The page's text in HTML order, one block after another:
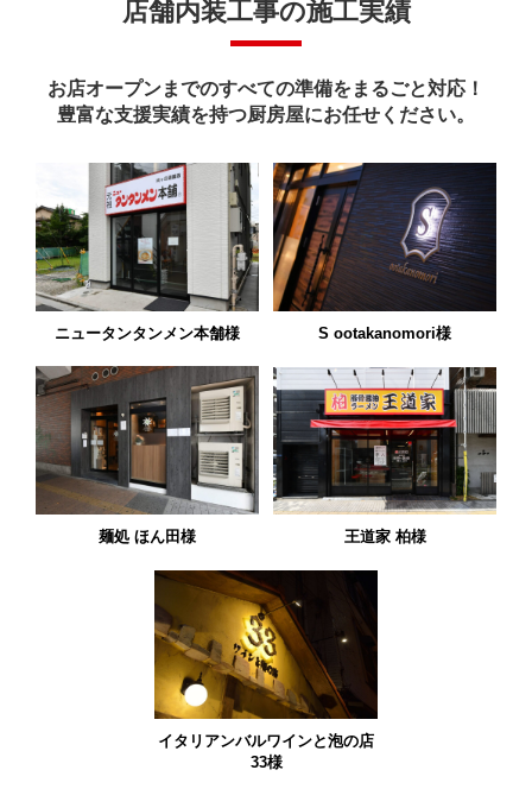
店舗内装工事の施工実績
お店オープンまでのすべての準備をまるごと対応！
豊富な支援実績を持つ厨房屋にお任せください。
ニュータンタンメン本舗様 S ootakanomori様
麺処 ほん田様 王道家 柏様
イタリアンバルワインと泡の店
33様